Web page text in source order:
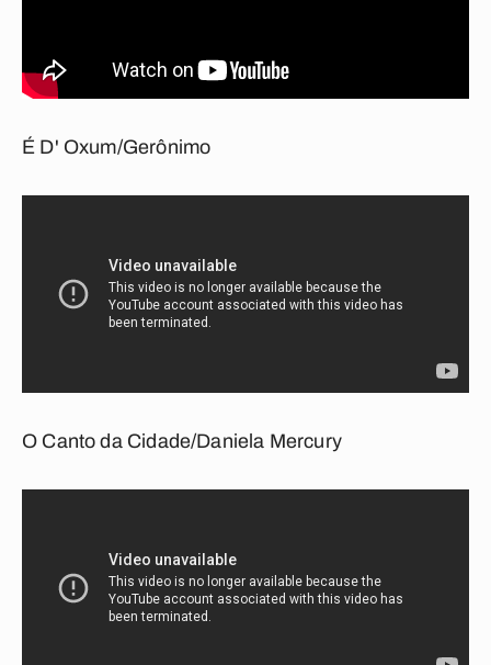
É D' Oxum/Gerônimo
O Canto da Cidade/Daniela Mercury